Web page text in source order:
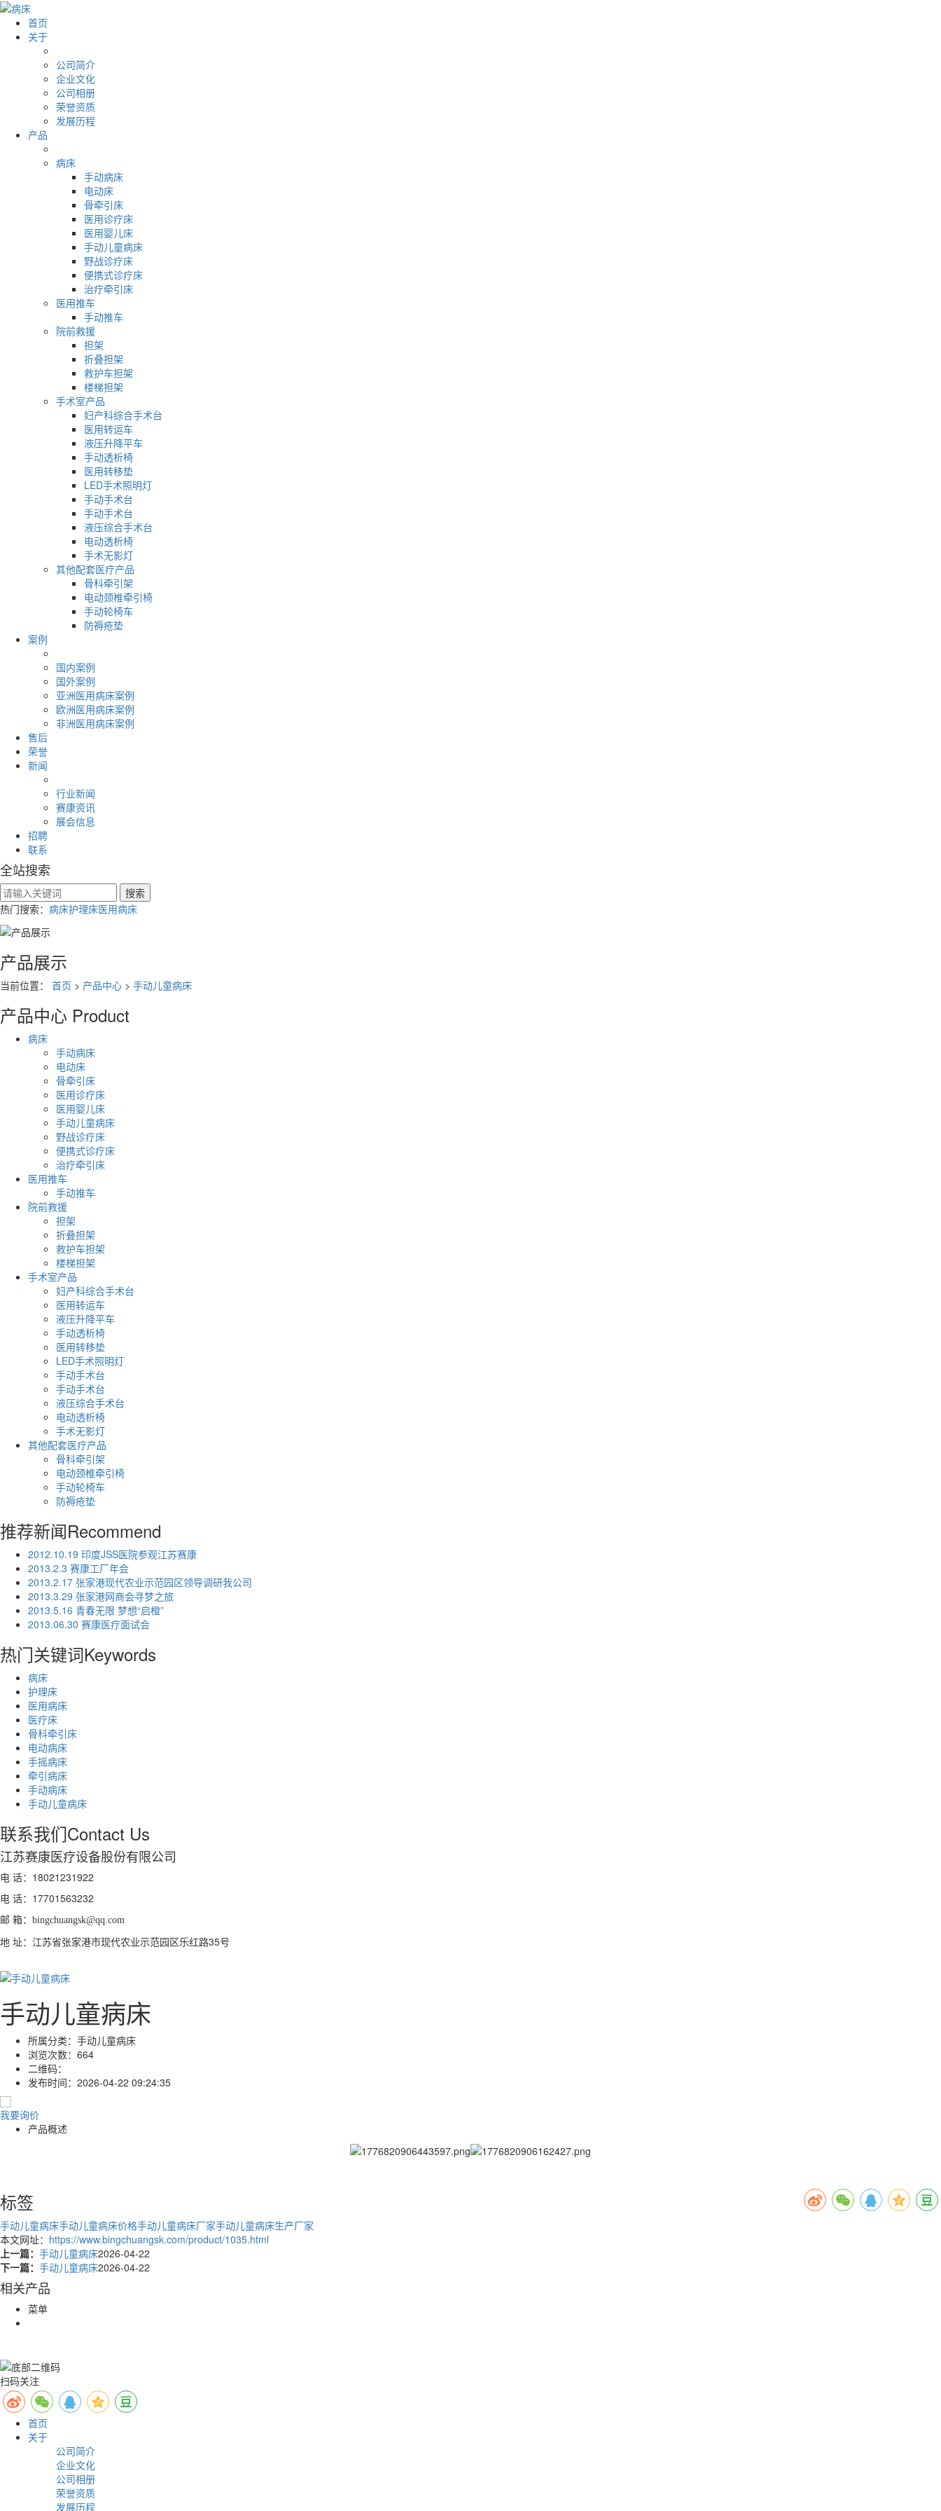
首页
关于
公司简介
企业文化
公司相册
荣誉资质
发展历程
产品
病床
手动病床
电动床
骨牵引床
医用诊疗床
医用婴儿床
手动儿童病床
野战诊疗床
便携式诊疗床
治疗牵引床
医用推车
手动推车
院前救援
担架
折叠担架
救护车担架
楼梯担架
手术室产品
妇产科综合手术台
医用转运车
液压升降平车
手动透析椅
医用转移垫
LED手术照明灯
手动手术台
手动手术台
液压综合手术台
电动透析椅
手术无影灯
其他配套医疗产品
骨科牵引架
电动颈椎牵引椅
手动轮椅车
防褥疮垫
案例
国内案例
国外案例
亚洲医用病床案例
欧洲医用病床案例
非洲医用病床案例
售后
荣誉
新闻
行业新闻
赛康资讯
展会信息
招聘
联系
全站搜索
热门搜索： 病床护理床医用病床
产品展示
当前位置： 首页 > 产品中心 > 手动儿童病床
产品中心 Product
病床
手动病床
电动床
骨牵引床
医用诊疗床
医用婴儿床
手动儿童病床
野战诊疗床
便携式诊疗床
治疗牵引床
医用推车
手动推车
院前救援
担架
折叠担架
救护车担架
楼梯担架
手术室产品
妇产科综合手术台
医用转运车
液压升降平车
手动透析椅
医用转移垫
LED手术照明灯
手动手术台
手动手术台
液压综合手术台
电动透析椅
手术无影灯
其他配套医疗产品
骨科牵引架
电动颈椎牵引椅
手动轮椅车
防褥疮垫
推荐新闻Recommend
2012.10.19 印度JSS医院参观江苏赛康
2013.2.3 赛康工厂年会
2013.2.17 张家港现代农业示范园区领导调研我公司
2013.3.29 张家港网商会寻梦之旅
2013.5.16 青春无限 梦想“启橙”
2013.06.30 赛康医疗面试会
热门关键词Keywords
病床
护理床
医用病床
医疗床
骨科牵引床
电动病床
手摇病床
牵引病床
手动病床
手动儿童病床
联系我们Contact Us
江苏赛康医疗设备股份有限公司
电 话：18021231922
电 话： 17701563232
邮 箱： bingchuangsk@qq.com
地 址：江苏省张家港市现代农业示范园区乐红路35号
手动儿童病床
所属分类： 手动儿童病床
浏览次数： 664
二维码：
发布时间： 2026-04-22 09:24:35
我要询价
产品概述
标签
手动儿童病床手动儿童病床价格手动儿童病床厂家手动儿童病床生产厂家
本文网址： https://www.bingchuangsk.com/product/1035.html
上一篇： 手动儿童病床2026-04-22
下一篇： 手动儿童病床2026-04-22
相关产品
菜单
扫码关注
首页
关于
公司简介
企业文化
公司相册
荣誉资质
发展历程